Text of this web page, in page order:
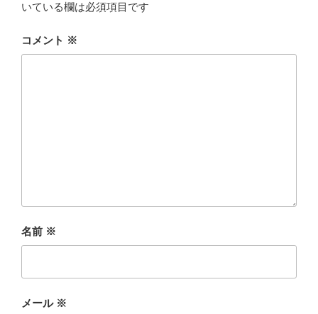
いている欄は必須項目です
コメント ※
名前 ※
メール ※